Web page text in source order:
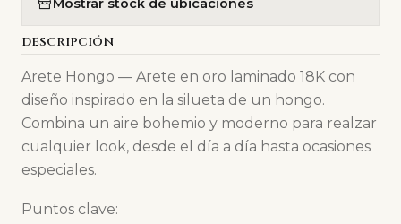
DESCRIPCIÓN
Arete Hongo — Arete en oro laminado 18K con
diseño inspirado en la silueta de un hongo.
Combina un aire bohemio y moderno para realzar
cualquier look, desde el día a día hasta ocasiones
especiales.
Puntos clave: